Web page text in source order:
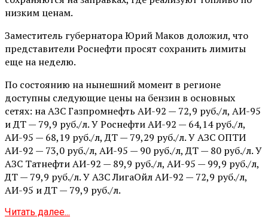
низким ценам.
Заместитель губернатора Юрий Маков доложил, что
представители Роснефти просят сохранить лимиты
еще на неделю.
По состоянию на нынешний момент в регионе
доступны следующие цены на бензин в основных
сетях: на АЗС Газпромнефть АИ-92 — 72,9 руб./л, АИ-95
и ДТ — 79,9 руб./л. У Роснефти АИ-92 — 64,14 руб./л,
АИ-95 — 68,19 руб./л, ДТ — 79,29 руб./л. У АЗС ОПТИ
АИ-92 — 73,0 руб./л, АИ-95 — 90 руб./л, ДТ — 80 руб./л. У
АЗС Татнефти АИ-92 — 89,9 руб./л, АИ-95 — 99,9 руб./л,
ДТ — 79,9 руб./л. У АЗС ЛигаОйл АИ-92 — 72,9 руб./л,
АИ-95 и ДТ — 79,9 руб./л.
Читать далее...